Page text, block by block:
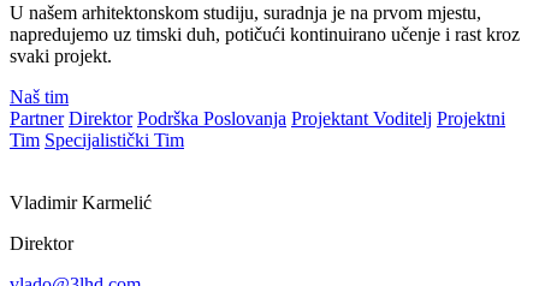
U našem arhitektonskom studiju, suradnja je na prvom mjestu,
napredujemo uz timski duh, potičući kontinuirano učenje i rast kroz
svaki projekt.
Naš tim
Partner Direktor Podrška Poslovanja Projektant Voditelj Projektni
Tim Specijalistički Tim
Vladimir Karmelić
Direktor